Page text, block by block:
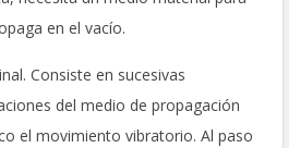
en el vacío.
Consiste en sucesivas
del medio de propagación
el movimiento vibratorio. Al paso